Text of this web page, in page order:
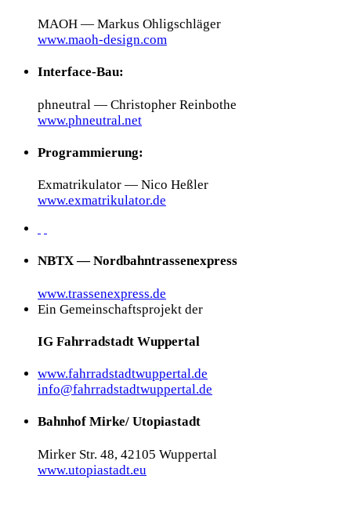
MAOH — Markus Ohligschläger
www.maoh-design.com
Interface-Bau:
phneutral — Christopher Reinbothe
www.phneutral.net
Programmierung:
Exmatrikulator — Nico Heßler
www.exmatrikulator.de
NBTX — Nordbahntrassenexpress
www.trassenexpress.de
Ein Gemeinschaftsprojekt der
IG Fahrradstadt Wuppertal
www.fahrradstadtwuppertal.de
info@fahrradstadtwuppertal.de
Bahnhof Mirke/ Utopiastadt
Mirker Str. 48, 42105 Wuppertal
www.utopiastadt.eu